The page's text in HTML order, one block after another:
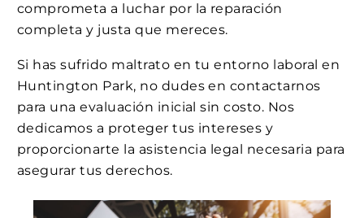
comprometa a luchar por la reparación
completa y justa que mereces.
Si has sufrido maltrato en tu entorno laboral en
Huntington Park, no dudes en contactarnos
para una evaluación inicial sin costo. Nos
dedicamos a proteger tus intereses y
proporcionarte la asistencia legal necesaria para
asegurar tus derechos.